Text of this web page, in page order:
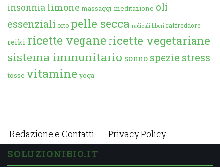
insonnia limone massaggi meditazione oli
essenziali orto pelle secca radicali liberi raffreddore
reiki ricette veganericette vegetariane
sistema immunitario sonno spezie stress
tosse vitamine yoga
Redazione e Contatti Privacy Policy
SOLUZIONIBIO.IT